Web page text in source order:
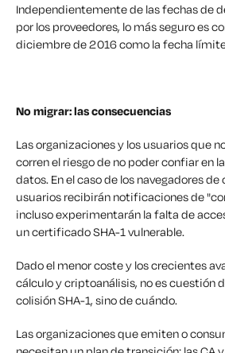
Independientemente de las fechas de
por los proveedores, lo más seguro es
diciembre de 2016 como la fecha
No migrar: las consecuencias
Las organizaciones y los usuarios que
corren el riesgo de no poder confiar en
datos. En el caso de los navegadores
usuarios recibirán notificaciones de
incluso experimentarán la falta de
un certificado SHA-1 vulnerable.
Dado el menor coste y los crecientes
cálculo y criptoanálisis, no es cuestión
colisión SHA-1, sino de cuándo.
Las organizaciones que emiten o